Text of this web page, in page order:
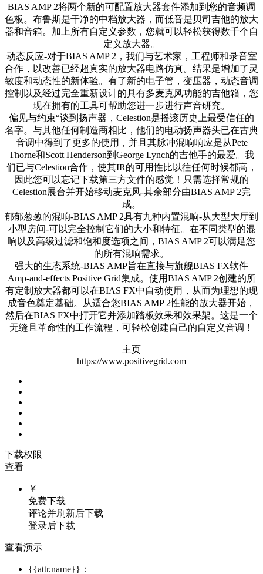
BIAS AMP 2将两个新的可配置放大器套件添加到您的音频调
色板。布鲁斯是干净的中档放大器，而低音是贝司吉他的放大
器和音箱。加上所有自定义参数，您就可以轻松获得数千个自
定义放大器。
动态反应-对于BIAS AMP 2，我们与艺术家，工程师和录音室
合作，以改善已经超真实的放大器电路仿真。结果是增加了灵
敏度和动态性的新体验。有了新的电子管，变压器，动态音调
控制以及经过完全重新设计的具有多麦克风功能的吉他箱，您
现在拥有的工具可帮助您进一步进行声音研究。
偏见与约束“谈到扬声器，Celestion是摇滚历史上最受信任的
名字。与其他任何制造商相比，他们的电动扬声器头已在古典
音调中得到了更多的使用，并且其脉冲混响响应是从Pete
Thorne和Scott Henderson到George Lynch的吉他手的最爱。我
们已与Celestion合作，使其IR的可用性比以往任何时候都高，
因此您可以忘记下载第三方文件的感觉！只需选择常规的
Celestion展台并开始移动麦克风-其余部分由BIAS AMP 2完
成。
郁郁葱葱的混响-BIAS AMP 2具有九种内置混响-从大型大厅到
小型房间-可以完全控制它们的大小和特征。在不同类型的混
响以及高级过滤和饱和度选项之间，BIAS AMP 2可以满足您
的所有混响需求。
强大的生态系统-BIAS AMP旨在直接与旗舰BIAS FX软件
Amp-and-effects Positive Grid集成。使用BIAS AMP 2创建的所
有定制放大器都可以在BIAS FX中自动使用，从而为理想的现
成音色奠定基础。从适合您BIAS AMP 2性能的放大器开始，
然后在BIAS FX中打开它并添加踏板效果和效果架。这是一个
无缝且革命性的工作流程，可轻松创建自己的自定义音调！
主页
https://www.positivegrid.com
下载权限
查看
￥
免费下载
评论并刷新后下载
登录后下载
查看演示
{{attr.name}}：